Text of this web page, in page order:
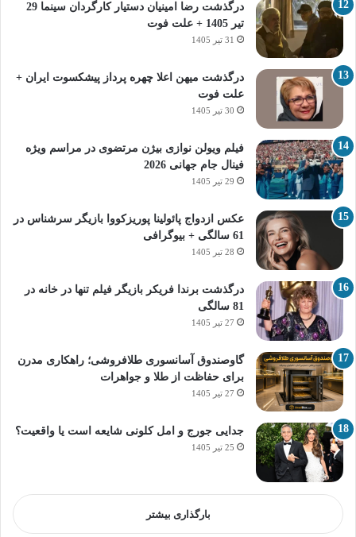
درگذشت رضا امینیان دستیار کارگردان سینما 29
تیر 1405 + علت فوت
31 تیر 1405
درگذشت میهن اعلا چهره پرداز پیشکسوت ایران +
علت فوت
30 تیر 1405
فیلم ویولن نوازی بیژن مرتضوی در مراسم ویژه
فینال جام جهانی 2026
29 تیر 1405
عکس ازدواج پائولینا پوریزکووا بازیگر سرشناس در
61 سالگی + بیوگرافی
28 تیر 1405
درگذشت برندا فریکر بازیگر فیلم تنها در خانه در
81 سالگی
27 تیر 1405
گاوصندوق آسانسوری طلافروشی؛ راهکاری مدرن
برای حفاظت از طلا و جواهرات
27 تیر 1405
جدایی جورج و امل کلونی شایعه است یا واقعیت؟
25 تیر 1405
بارگذاری بیشتر